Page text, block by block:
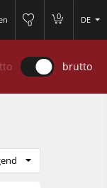
0
0 DE
brutto